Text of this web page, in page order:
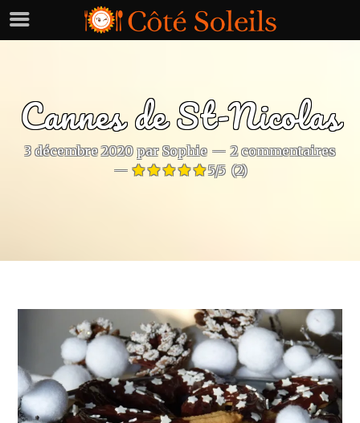
Cannes de St-Nicolas
3 décembre 2020 par Sophie
2 commentaires
5/5 (2)